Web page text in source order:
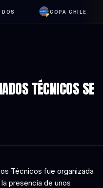
COPA CHILE
TÉCNICOS SE
Técnicos fue organizada
presencia de unos